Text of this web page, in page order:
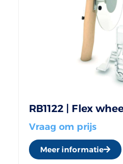
RB1122 | Flex
Vraag om prijs
Meer informatie